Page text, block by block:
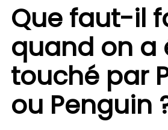
Que faut-il
quand on a
touché par
ou Penguin